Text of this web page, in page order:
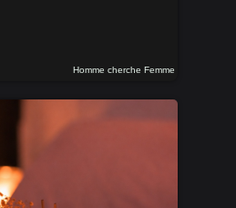
Homme cherche Femme